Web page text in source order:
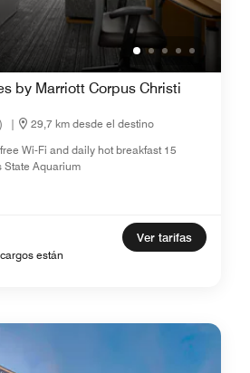
by Marriott Corpus Christi
|
29,7 km desde el destino
Wi-Fi and daily hot breakfast 15
State Aquarium
están
Ver tarifas